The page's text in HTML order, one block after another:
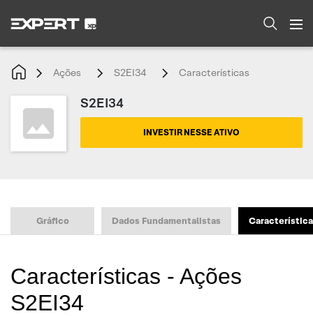
Ações S2EI34 Características
S2EI34
INVESTIR NESSE ATIVO
Gráfico Dados Fundamentalistas
Características - Ações
S2EI34